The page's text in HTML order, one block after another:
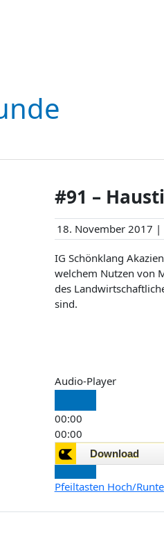
#91 –
18. November 2017 |
IG Schönklang
welchem Nutzen von
des
sind.
Audio-Player
00:00
00:00
00:00
Pfeiltasten Hoch/